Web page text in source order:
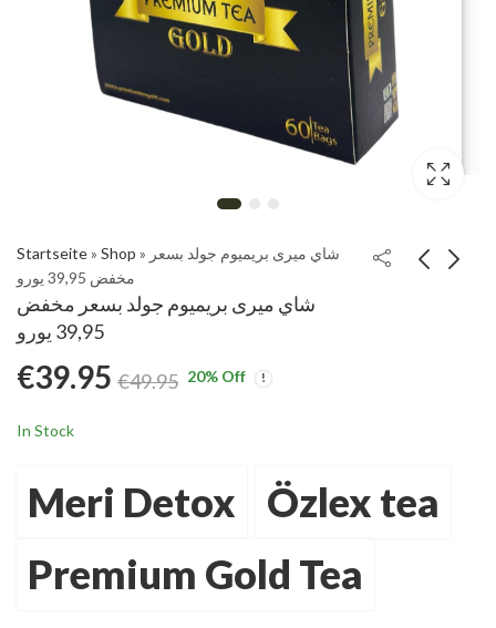
Startseite» Shop » شاي ميرى بريميوم جولد بسعر
مخفض 39,95 يورو
شاي ميرى بريميوم جولد بسعر مخفض
39,95 يورو
€39.95 €49.95 20% Off
In Stock
Meri Detox
Özlex tea
Premium Gold Tea